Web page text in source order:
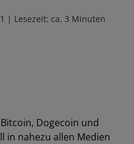
| Lesezeit: ca. 3 Minuten
Dogecoin und
in nahezu allen Medien